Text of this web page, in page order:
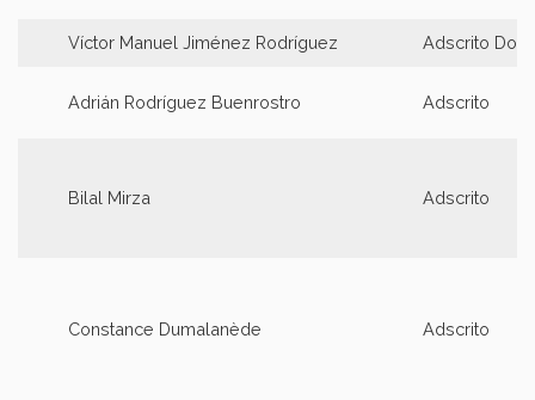
Víctor Manuel Jiménez Rodríguez Adscrito
Adrián Rodríguez Buenrostro Adscrito
Bilal Mirza Adscrito
Constance Dumalanède Adscrito